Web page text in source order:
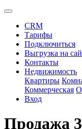
CRM
Тарифы
Подключиться
Выгрузка на
Контакты
Недвижимость
Квартиры
Коммерческая
Вход
Продажа